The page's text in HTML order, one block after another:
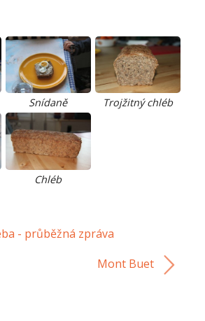
Snídaně Trojžitný chléb
Chléb
- průběžná zpráva
Mont Buet